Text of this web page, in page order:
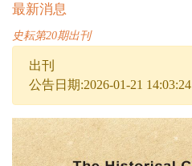
最新消息
史耘第20期出刊
出刊
公告日期:2026-01-21 14:03:24